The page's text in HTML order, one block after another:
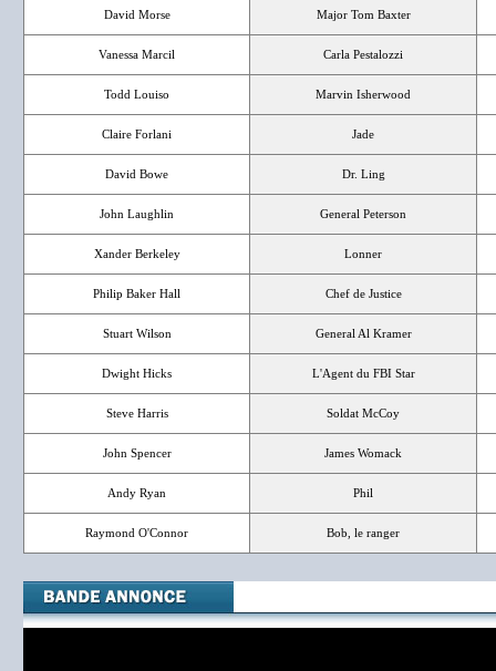
David Morse Major Tom Baxter
Vanessa Marcil Carla Pestalozzi
Todd Louiso Marvin Isherwood
Claire Forlani Jade
David Bowe Dr. Ling
John Laughlin General Peterson
Xander Berkeley Lonner
Philip Baker Hall Chef de Justice
Stuart Wilson General Al Kramer
Dwight Hicks L'Agent du FBI Star
Steve Harris Soldat McCoy
John Spencer James Womack
Andy Ryan Phil
Raymond O'Connor Bob, le ranger